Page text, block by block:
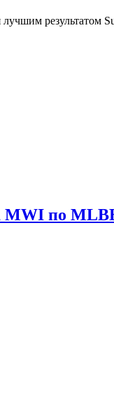
результатом
MWI по